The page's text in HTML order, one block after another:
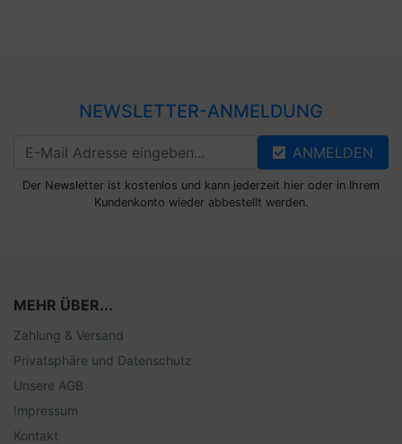
NEWSLETTER-ANMELDUNG
ANMELDEN
Der Newsletter ist kostenlos und kann jederzeit hier oder in Ihrem
Kundenkonto wieder abbestellt werden.
MEHR ÜBER...
Zahlung & Versand
Privatsphäre und Datenschutz
Unsere AGB
Impressum
Kontakt